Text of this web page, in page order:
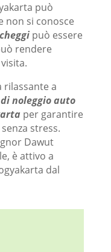
può
non si conosce
può essere
rendere
rilassante a
noleggio auto
per garantire
stress.
Dawut
è attivo a
dal